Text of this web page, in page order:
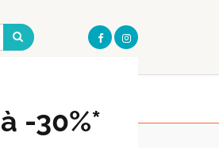
OUVERT AUJOURD'HUI
DE 09:30 À 20:00
-30%*